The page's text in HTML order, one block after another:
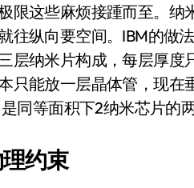
买宝马，启动先看蜘蛛侠？”车
11家庭版和专业版，选错真
U盘格式对了吗？详解exFAT和
修店最怕的“作死”操作：把手机塞
忽略不计 大疆Mini 2S内录实测
限这些麻烦接踵而至。
往纵向要空间。IBM的做
层纳米片构成，每层厚
只能放一层晶体管，现
同等面积下2纳米芯片的两
约束